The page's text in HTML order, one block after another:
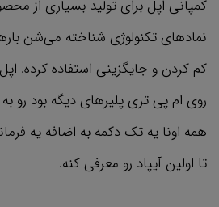
کمپانی اپل برای تولید بسیاری از
نماد‌های تکنولوژی شناخته می‌شن
کم کردن و جایگزینی استفاده کرده.
روی ام پی تری‌ پلیرهای دیگه بود رو
همه اونا یه تک دکمه به اضافه یه
تا اولین آیپاد رو معرفی کنه.